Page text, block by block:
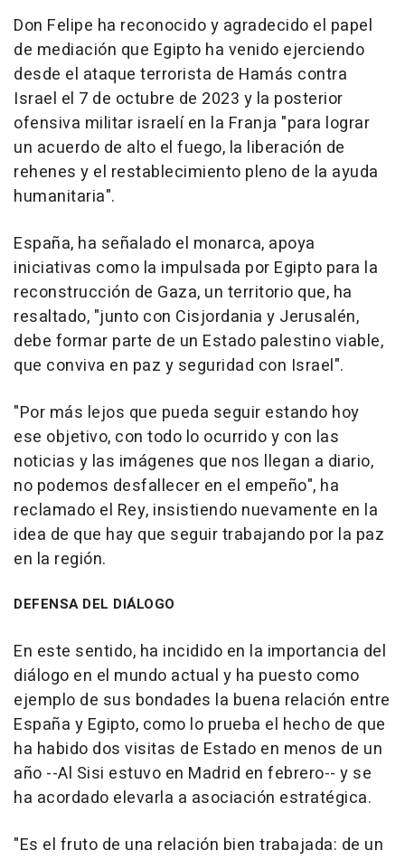
Don Felipe ha reconocido y agradecido el papel
de mediación que Egipto ha venido ejerciendo
desde el ataque terrorista de Hamás contra
Israel el 7 de octubre de 2023 y la posterior
ofensiva militar israelí en la Franja "para lograr
un acuerdo de alto el fuego, la liberación de
rehenes y el restablecimiento pleno de la ayuda
humanitaria".
España, ha señalado el monarca, apoya
iniciativas como la impulsada por Egipto para la
reconstrucción de Gaza, un territorio que, ha
resaltado, "junto con Cisjordania y Jerusalén,
debe formar parte de un Estado palestino viable,
que conviva en paz y seguridad con Israel".
"Por más lejos que pueda seguir estando hoy
ese objetivo, con todo lo ocurrido y con las
noticias y las imágenes que nos llegan a diario,
no podemos desfallecer en el empeño", ha
reclamado el Rey, insistiendo nuevamente en la
idea de que hay que seguir trabajando por la paz
en la región.
DEFENSA DEL DIÁLOGO
En este sentido, ha incidido en la importancia del
diálogo en el mundo actual y ha puesto como
ejemplo de sus bondades la buena relación entre
España y Egipto, como lo prueba el hecho de que
ha habido dos visitas de Estado en menos de un
año --Al Sisi estuvo en Madrid en febrero-- y se
ha acordado elevarla a asociación estratégica.
"Es el fruto de una relación bien trabajada: de un